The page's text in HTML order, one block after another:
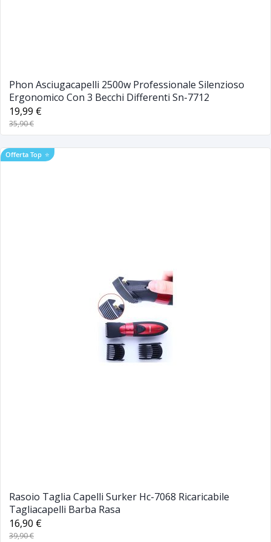
Phon Asciugacapelli 2500w Professionale Silenzioso
Ergonomico Con 3 Becchi Differenti Sn-7712
19,99 €
35,90 €
Offerta Top ⭐
Rasoio Taglia Capelli Surker Hc-7068 Ricaricabile
Tagliacapelli Barba Rasa
16,90 €
39,90 €